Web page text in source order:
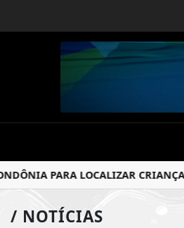
PARA LOCALIZAR CRIANÇAS...
/ NOTÍCIAS